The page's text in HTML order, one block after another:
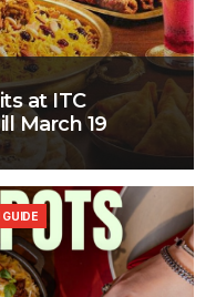
at ITC
March 19